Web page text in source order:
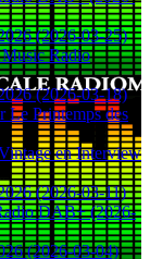
(2026-03-25)
Radio
(2026-03-18)
Printemps des
en Interview
(2026-03-11)
DAB+ (2026-
(2026-03-04)